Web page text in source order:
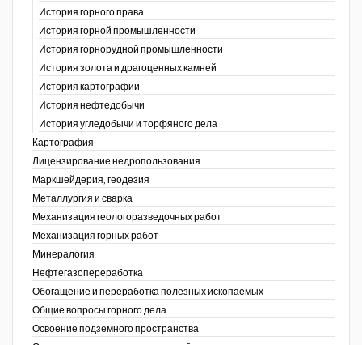
История горного права
История горной промышленности
История горнорудной промышленности
История золота и драгоценных камней
История картографии
История нефтедобычи
История угледобычи и торфяного дела
Картография
Лицензирование недропользования
Маркшейдерия, геодезия
Металлургия и сварка
Механизация геологоразведочных работ
Механизация горных работ
Минералогия
Нефтегазопереработка
Обогащение и переработка полезных ископаемых
Общие вопросы горного дела
Освоение подземного пространства